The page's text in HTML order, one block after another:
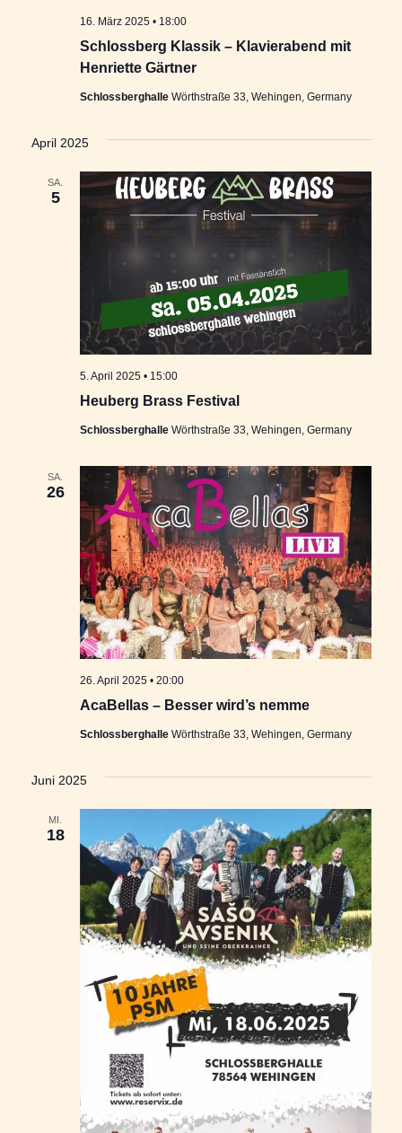
Schlossberg Klassik – Klavierabend mit
Henriette Gärtner
16. März 2025 • 18:00
Schlossberghalle Wörthstraße 33, Wehingen, Germany
April 2025
SA.
5
Heuberg Brass Festival
5. April 2025 • 15:00
Schlossberghalle Wörthstraße 33, Wehingen, Germany
SA.
26
AcaBellas – Besser wird’s nemme
26. April 2025 • 20:00
Schlossberghalle Wörthstraße 33, Wehingen, Germany
Juni 2025
MI.
18